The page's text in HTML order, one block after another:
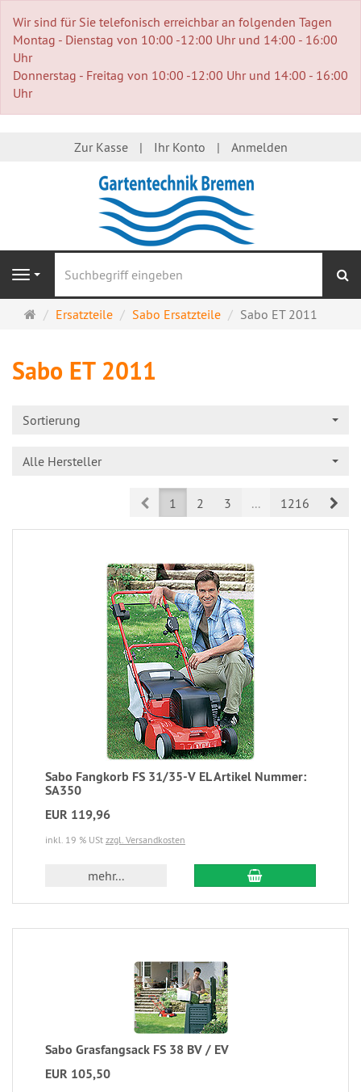
Wir sind für Sie telefonisch erreichbar an folgenden Tagen
Montag - Dienstag von 10:00 -12:00 Uhr und 14:00 - 16:00
Uhr
Donnerstag - Freitag von 10:00 -12:00 Uhr und 14:00 - 16:00
Uhr
Zur Kasse Ihr Konto Anmelden
Navigation
Startseite
Ersatzteile Sabo Ersatzteile Sabo ET 2011
Sabo ET 2011
Sortierung
Alle Hersteller
Prev1 2 3 ... 1216
Sabo Fangkorb FS 31/35-V EL Artikel Nummer:
SA350
EUR 119,96
inkl. 19 % USt zzgl. Versandkosten
mehr...
Sabo Grasfangsack FS 38 BV / EV
EUR 105,50